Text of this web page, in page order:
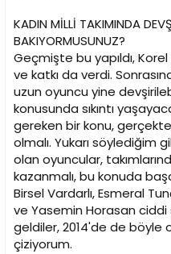
KADIN MİLLİ TAKIMINDA
BAKIYORMUSUNUZ?
Geçmişte bu yapıldı,
ve katkı da verdi.
uzun oyuncu yine
konusunda sıkıntı
gereken bir konu,
olmalı. Yukarı söylediğim
olan oyuncular,
kazanmalı, bu konuda
Birsel Vardarlı, Esmeral
ve Yasemin Horasan ciddi
geldiler, 2014'de de böyle
çiziyorum.